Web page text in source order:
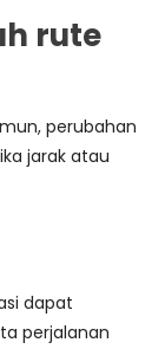
rute
perubahan
jarak atau
dapat
perjalanan